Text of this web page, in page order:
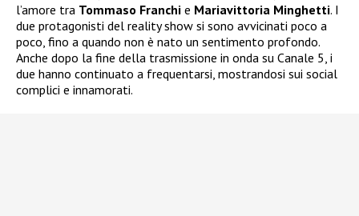
l’amore tra Tommaso Franchi e Mariavittoria Minghetti. I
due protagonisti del reality show si sono avvicinati poco a
poco, fino a quando non è nato un sentimento profondo.
Anche dopo la fine della trasmissione in onda su Canale 5, i
due hanno continuato a frequentarsi, mostrandosi sui social
complici e innamorati.